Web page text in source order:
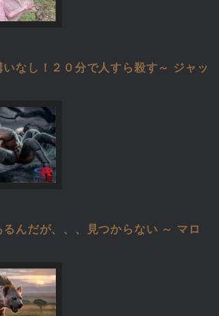
いなし！２０分で人すら殺す～ ジャッ
んだが、、、見つからない ～ マロ